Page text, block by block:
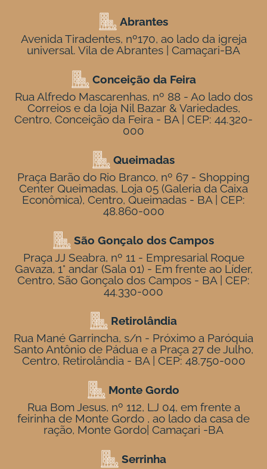
Abrantes
Avenida Tiradentes, nº170, ao lado da igreja
universal. Vila de Abrantes | Camaçari-BA
Conceição da Feira
Rua Alfredo Mascarenhas, nº 88 - Ao lado dos
Correios e da loja Nil Bazar & Variedades,
Centro, Conceição da Feira - BA | CEP: 44.320-
000
Queimadas
Praça Barão do Rio Branco, nº 67 - Shopping
Center Queimadas, Loja 05 (Galeria da Caixa
Econômica), Centro, Queimadas - BA | CEP:
48.860-000
São Gonçalo dos Campos
Praça JJ Seabra, nº 11 - Empresarial Roque
Gavaza, 1° andar (Sala 01) - Em frente ao Líder,
Centro, São Gonçalo dos Campos - BA | CEP:
44.330-000
Retirolândia
Rua Mané Garrincha, s/n - Próximo a Paróquia
Santo Antônio de Pádua e a Praça 27 de Julho,
Centro, Retirolândia - BA | CEP: 48.750-000
Monte Gordo
Rua Bom Jesus, nº 112, LJ 04, em frente a
feirinha de Monte Gordo , ao lado da casa de
ração, Monte Gordo| Camaçari -BA
Serrinha